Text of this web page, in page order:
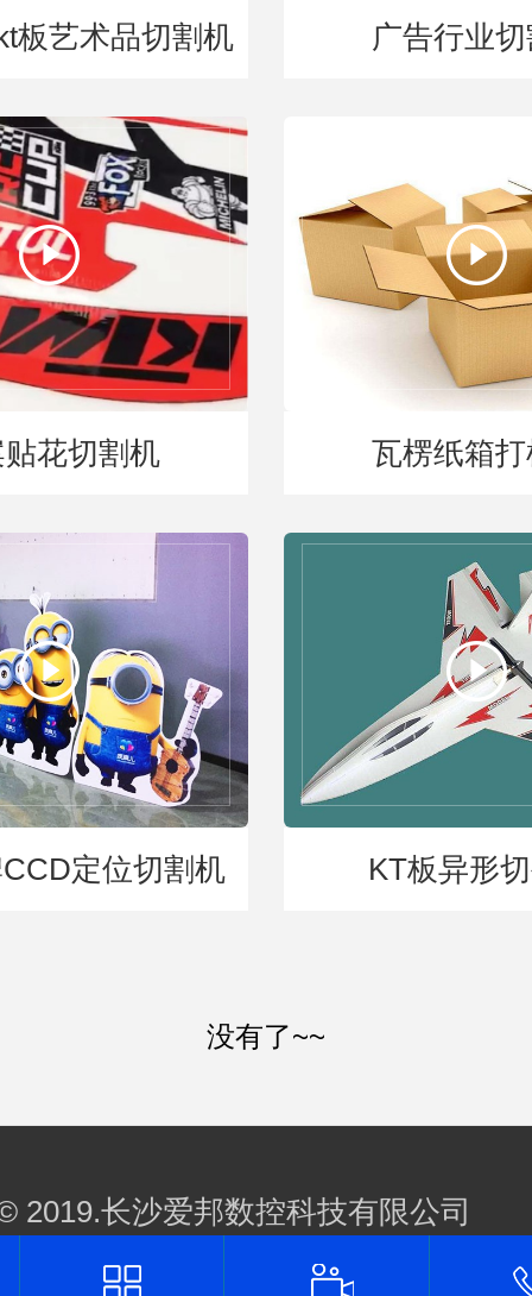
板艺术品切割机 广告行业
花切割机 瓦楞纸箱
定位切割机 KT板异形
没有了~~
2019.长沙爱邦数控科技有限公司
号-1
营业执照查阅